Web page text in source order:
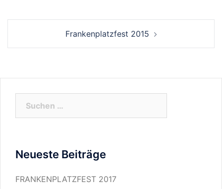
NavigationFrankenplatzfest 2015
Neueste Beiträge
FRANKENPLATZFEST 2017